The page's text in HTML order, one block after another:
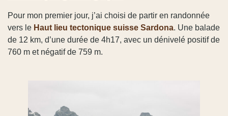
Pour mon premier jour, j’ai choisi de partir en randonnée
vers le Haut lieu tectonique suisse Sardona. Une balade
de 12 km, d’une durée de 4h17, avec un dénivelé positif de
760 m et négatif de 759 m.